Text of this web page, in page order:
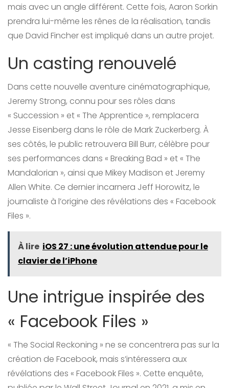
mais avec un angle différent. Cette fois, Aaron Sorkin
prendra lui-même les rênes de la réalisation, tandis
que David Fincher est impliqué dans un autre projet.
Un casting renouvelé
Dans cette nouvelle aventure cinématographique,
Jeremy Strong, connu pour ses rôles dans
« Succession » et « The Apprentice », remplacera
Jesse Eisenberg dans le rôle de Mark Zuckerberg. À
ses côtés, le public retrouvera Bill Burr, célèbre pour
ses performances dans « Breaking Bad » et « The
Mandalorian », ainsi que Mikey Madison et Jeremy
Allen White. Ce dernier incarnera Jeff Horowitz, le
journaliste à l’origine des révélations des « Facebook
Files ».
À lire iOS 27 : une évolution attendue pour le
clavier de l’iPhone
Une intrigue inspirée des
« Facebook Files »
« The Social Reckoning » ne se concentrera pas sur la
création de Facebook, mais s’intéressera aux
révélations des « Facebook Files ». Cette enquête,